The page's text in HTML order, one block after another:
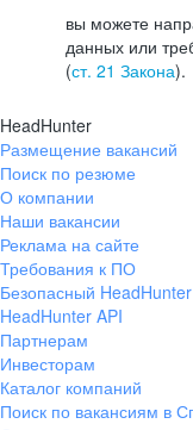
вы можете
данных или
(ст. 21 Закона).
HeadHunter
Размещение вакансий
Поиск по резюме
О компании
Наши вакансии
Реклама на сайте
Требования к ПО
Безопасный HeadHunter
HeadHunter API
Партнерам
Инвесторам
Каталог компаний
Поиск по вакансиям в